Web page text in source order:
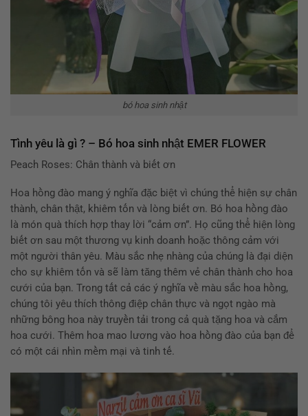
bó hoa sinh nhật
Tình yêu là gì ? – Bó hoa sinh nhật EMER FLOWER
Peach Roses: Chân thành và biết ơn
Hoa hồng đào mang ý nghĩa đặc biệt vì chúng thể hiện sự chân
thành, chân thật, khiêm tốn và lòng biết ơn. Bó hoa hồng đào
là món quà thích hợp thay lời “cảm ơn”. Họ cũng thể hiện lòng
biết ơn sau một thương vụ kinh doanh hoặc thông cảm với
một người thân yêu. Màu sắc nhẹ nhàng của chúng là đại diện
cho sự khiêm tốn và sẽ làm tăng thêm vẻ chân thành cho hoa
cưới của bạn. Trong tất cả các ý nghĩa về màu sắc hoa hồng,
chúng tôi yêu thích thông điệp chân thực và ngọt ngào mà
những bông hoa này truyền tải trong cả quà tặng hoa và cắm
hoa cưới. Thêm hoa mao lương vào hoa hồng đào của bạn để
có một cái nhìn mềm mại và tinh tế.